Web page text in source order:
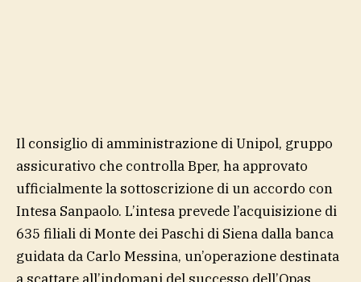
Il consiglio di amministrazione di Unipol, gruppo
assicurativo che controlla Bper, ha approvato
ufficialmente la sottoscrizione di un accordo con
Intesa Sanpaolo. L’intesa prevede l’acquisizione di
635 filiali di Monte dei Paschi di Siena dalla banca
guidata da Carlo Messina, un’operazione destinata